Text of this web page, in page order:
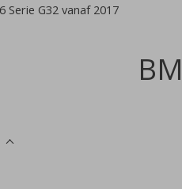
Serie G32 vanaf 2017